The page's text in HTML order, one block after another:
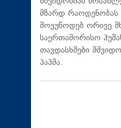
მზარდ
მოვუწოდებ ორივე
საერთაშორისო
თავდასხმები
პაპმა.